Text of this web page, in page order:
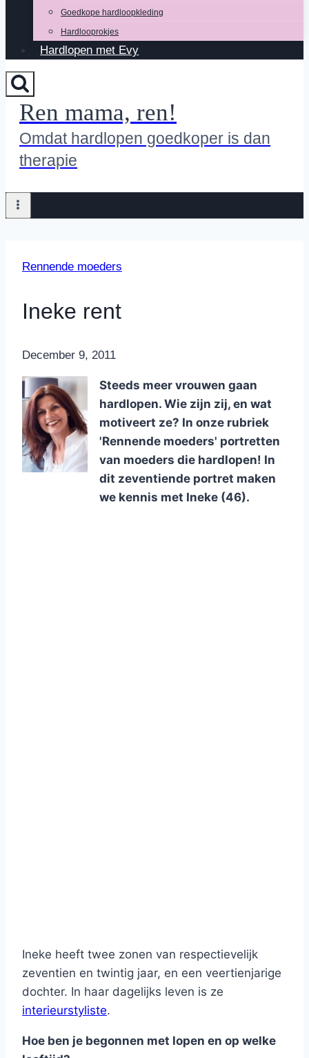
Goedkope hardloopkleding
Hardlooprokjes
Hardlopen met Evy
Ren mama, ren!
Omdat hardlopen goedkoper is dan
therapie
Rennende moeders
Ineke rent
ByNicole
December 9, 2011
Steeds meer vrouwen gaan
hardlopen. Wie zijn zij, en wat
motiveert ze? In onze rubriek
'Rennende moeders' portretten
van moeders die hardlopen! In
dit zeventiende portret maken
we kennis met Ineke (46).
Ineke heeft twee zonen van respectievelijk
zeventien en twintig jaar, en een veertienjarige
dochter. In haar dagelijks leven is ze
interieurstyliste.
Hoe ben je begonnen met lopen en op welke